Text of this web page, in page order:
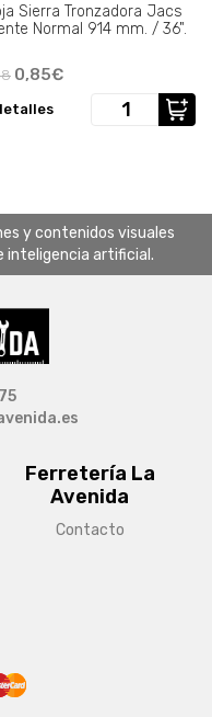
Sierra Tronzadora Jacs
Normal 914 mm. / 36".
0,85€
y contenidos visuales
inteligencia artificial.
Ferretería La
Avenida
Contacto